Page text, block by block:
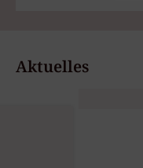
Aktuelles